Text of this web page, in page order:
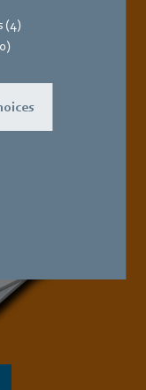
(4) à lire